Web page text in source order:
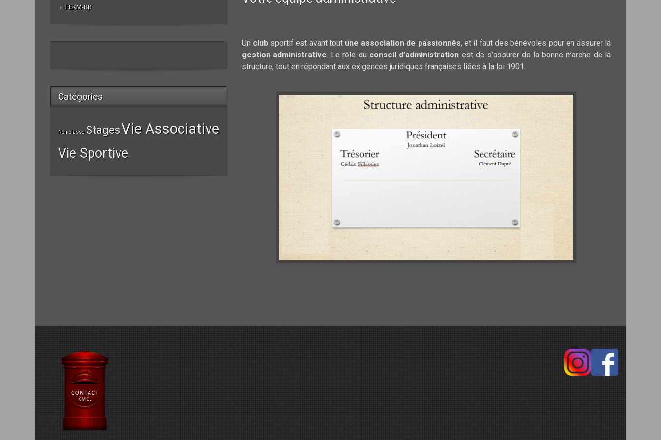
Un club sportif est avant tout une association de passionnés, et il faut des bénévoles pour en assurer la
gestion administrative. Le rôle du conseil d’administration est de s’assurer de la bonne marche de la
structure, tout en répondant aux exigences juridiques françaises liées à la loi 1901.
FEKM-RD
Catégories
Non classé StagesVie Associative
Vie Sportive